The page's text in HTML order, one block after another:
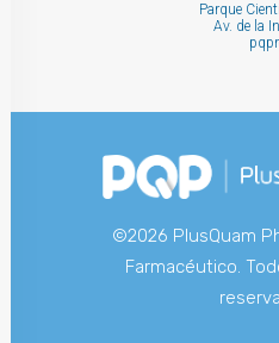
Parque
Av. de la
©2026 PlusQuam
Farmacéutico.